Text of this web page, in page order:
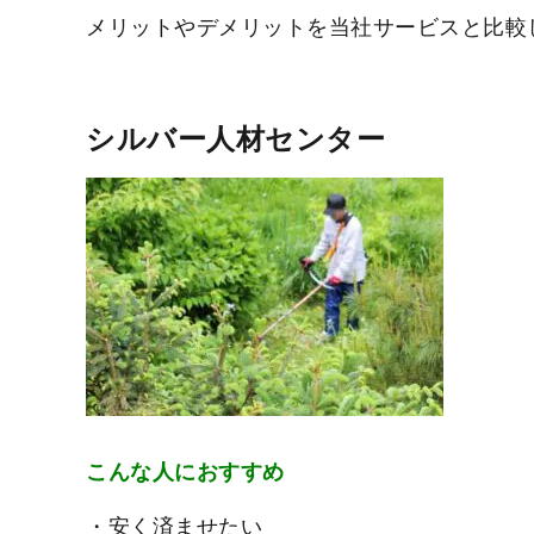
メリットやデメリットを当社サービスと比較
シルバー人材センター
こんな人におすすめ
・安く済ませたい